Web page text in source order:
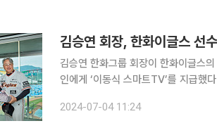
김승연 회장, 한화이글스 선
김승연 한화그룹 회장이 한화이글스
인에게 ‘이동식 스마트TV’를 지급했다. 4일 한화에 따르면 김승연 회장은 지난달 27일 대전
경기 전 김경문 감독과 주장 채은성
2024-07-04 11:24